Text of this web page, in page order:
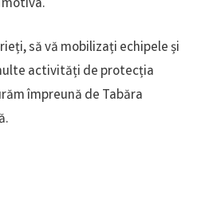
să vă mobilizați echipele și
activități de protecția
împreună de Tabăra